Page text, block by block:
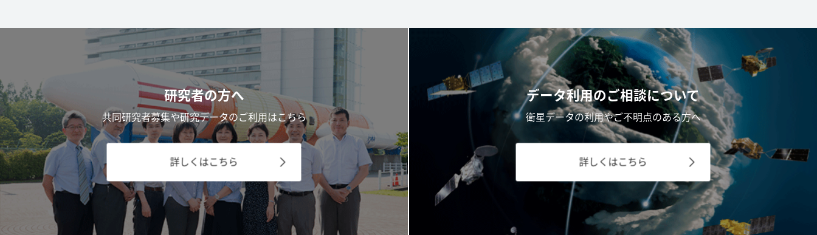
研究者の方へ
共同研究者募集や研究データのご利用はこちら
詳しくはこちら
データ利用のご相談について
衛星データの利用やご不明点のある方へ
詳しくはこちら